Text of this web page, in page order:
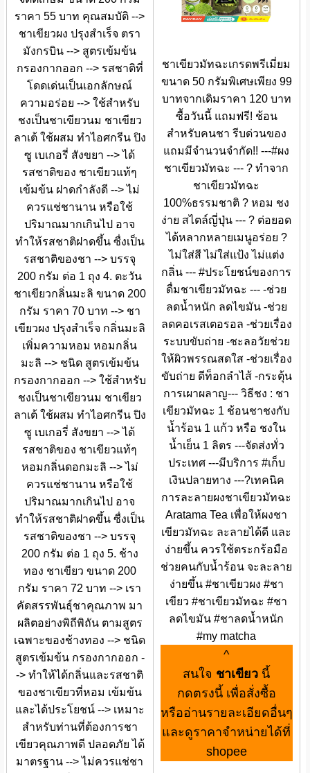
ราคา 55 บาท คุณสมบัติ -->
ชาเขียวผง ปรุงสำเร็จ ตรา
มังกรบิน --> สูตรเข้มข้น
กรองกากออก --> รสชาติที่
โดดเด่นเป็นเอกลักษณ์
ความอร่อย --> ใช้สำหรับ
ชงเป็นชาเขียวนม ชาเขียว
ลาเต้ ใช้ผสม ทำไอศกรีน ปิง
ซู เบเกอรี่ สังขยา --> ได้
รสชาติของ ชาเขียวแท้ๆ
เข้มข้น ฝาดกำลังดี --> ไม่
ควรแช่ชานาน หรือใช้
ปริมาณมากเกินไป อาจ
ทำให้รสชาติฝาดขึ้น ซื่งเป็น
รสชาติของชา --> บรรจุ
200 กรัม ต่อ 1 ถุง 4. ตะวัน
ชาเขียวกลิ่นมะลิ ขนาด 200
กรัม ราคา 70 บาท --> ชา
เขียวผง ปรุงสำเร็จ กลิ่นมะลิ
เพิ่มความหอม หอมกลิ่น
มะลิ --> ชนิด สูตรเข้มข้น
กรองกากออก --> ใช้สำหรับ
ชงเป็นชาเขียวนม ชาเขียว
ลาเต้ ใช้ผสม ทำไอศกรีน ปิง
ซู เบเกอรี่ สังขยา --> ได้
รสชาติของ ชาเขียวแท้ๆ
หอมกลิ่นดอกมะลิ --> ไม่
ควรแช่ชานาน หรือใช้
ปริมาณมากเกินไป อาจ
ทำให้รสชาติฝาดขึ้น ซื่งเป็น
รสชาติของชา --> บรรจุ
200 กรัม ต่อ 1 ถุง 5. ช้าง
ทอง ชาเขียว ขนาด 200
กรัม ราคา 72 บาท --> เรา
คัดสรรพันธุ์ชาคุณภาพ มา
ผลิตอย่างพิถีพิถัน ตามสูตร
เฉพาะของช้างทอง --> ชนิด
สูตรเข้มข้น กรองกากออก -
-> ทำให้ได้กลิ่นและรสชาติ
ของชาเขียวที่หอม เข้มข้น
และได้ประโยชน์ --> เหมาะ
สำหรับท่านที่ต้องการชา
เขียวคุณภาพดี ปลอดภัย ได้
มาตรฐาน --> ไม่ควรแช่ชา
ชาเขียวมัทฉะเกรดพรีเมี่ยม
ขนาด 50 กรัมพิเศษเพียง 99
บาทจากเดิมราคา 120 บาท
ซื้อวันนี้ แถมฟรี! ช้อน
สำหรับคนชา รีบด่วนของ
แถมมีจำนวนจำกัด!! ---#ผง
ชาเขียวมัทฉะ --- ? ทำจาก
ชาเขียวมัทฉะ
100%ธรรมชาติ ? หอม ชง
ง่าย สไตล์ญี่ปุ่น --- ? ต่อยอด
ได้หลากหลายเมนูอร่อย ?
ไม่ใส่สี ไม่ใส่แป้ง ไม่แต่ง
กลิ่น --- #ประโยชน์ของการ
ดื่มชาเขียวมัทฉะ --- -ช่วย
ลดน้ำหนัก ลดไขมัน -ช่วย
ลดคอเรสเตอรอล -ช่วยเรื่อง
ระบบขับถ่าย -ชะลอวัยช่วย
ให้ผิวพรรณสดใส -ช่วยเรื่อง
ขับถ่าย ดีท็อกลำไส้ -กระตุ้น
การเผาผลาญ--- วิธีชง : ชา
เขียวมัทฉะ 1 ช้อนชาชงกับ
น้ำร้อน 1 แก้ว หรือ ชงใน
น้ำเย็น 1 ลิตร ---จัดส่งทั่ว
ประเทศ ---มีบริการ #เก็บ
เงินปลายทาง ---?เทคนิค
การละลายผงชาเขียวมัทฉะ
Aratama Tea เพื่อให้ผงชา
เขียวมัทฉะ ละลายได้ดี และ
ง่ายขึ้น ควรใช้ตระกร้อมือ
ช่วยคนกับน้ำร้อน จะละลาย
ง่ายขึ้น #ชาเขียวผง #ชา
เขียว #ชาเขียวมัทฉะ #ชา
ลดไขมัน #ชาลดน้ำหนัก
#my matcha
^
สนใจ ชาเขียว นี้
กดตรงนี้ เพื่อสั่งซื้อ
หรืออ่านรายละเอียดอื่นๆ
และดูราคาจำหน่ายได้ที่
shopee